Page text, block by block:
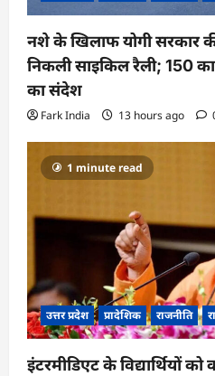
नशे के खिलाफ योगी सरकार
निकली साइकिल रैली; 150
का संदेश
Fark India 13 hours ago
1 minute read
उत्तर प्रदेश प्रादेशिक राजनीति
इंटरमीडिएट के विद्यार्थियों को